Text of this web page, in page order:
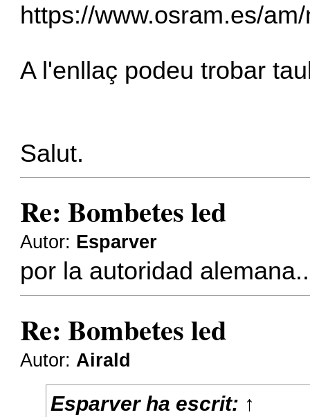
https://www.osram.es/
A l'enllaç podeu trobar
Salut.
Re: Bombetes led
Autor: Esparver
por la autoridad
Re: Bombetes led
Autor: Airald
Esparverha escrit: ↑